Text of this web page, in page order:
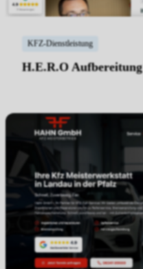
KFZ-Dienstleistung
H.E.R.O Aufbereitung